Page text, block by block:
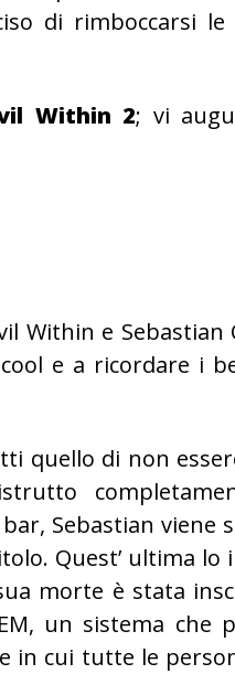
di rimboccarsi le
Within 2; vi
Within e Sebastian
e a ricordare i
quello di non
Sebastian viene
Quest’ ultima lo
morte è stata
un sistema che
in cui tutte le